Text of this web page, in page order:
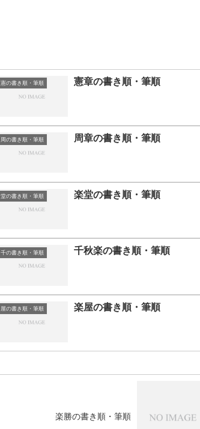
憲の書き順・筆順 憲章の書き順・筆順
周の書き順・筆順 周章の書き順・筆順
堂の書き順・筆順 楽堂の書き順・筆順
千の書き順・筆順 千秋楽の書き順・筆順
屋の書き順・筆順 楽屋の書き順・筆順
楽勝の書き順・筆順